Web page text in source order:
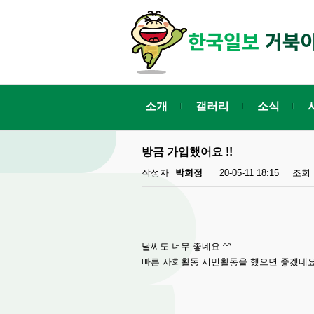
소개 갤러리 소식
방금 가입했어요 !!
작성자 박희정 20-05-11 18:15 조회
날씨도 너무 좋네요 ^^
빠른 사회활동 시민활동을 했으면 좋겠네